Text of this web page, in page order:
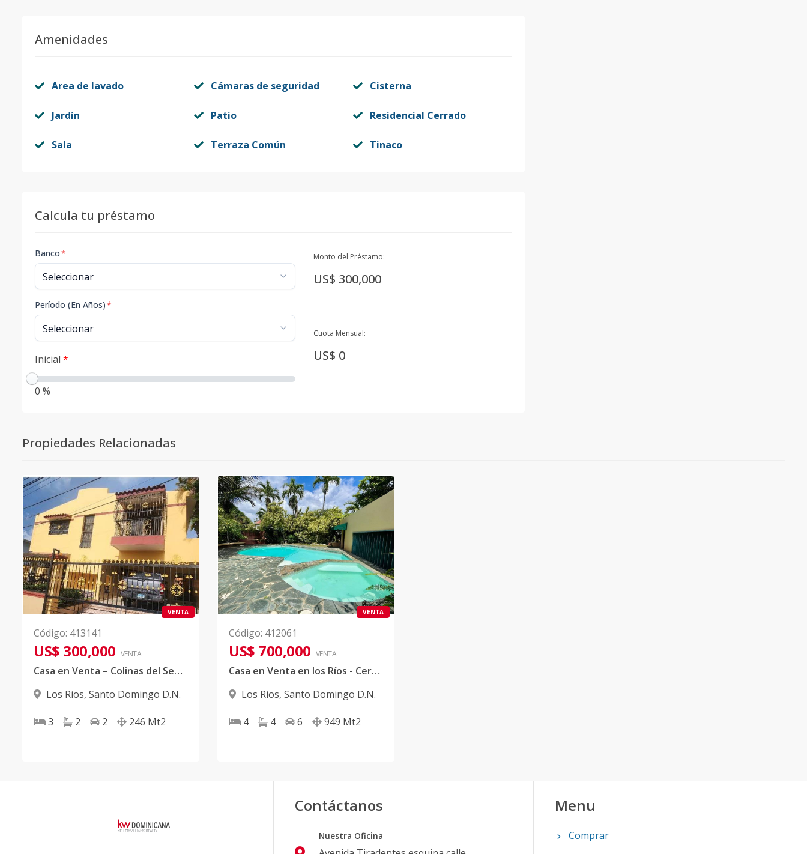
Amenidades
Area de lavado Cámaras de seguridad Cisterna
Jardín Patio Residencial Cerrado
Sala Terraza Común Tinaco
Calcula tu préstamo
Banco*
Período (En Años)*
Inicial *
0 %
Monto del Préstamo:
US$ 300,000
Cuota Mensual:
US$ 0
Propiedades Relacionadas
VENTA
Código: 413141
US$ 300,000 VENTA
Casa en Venta – Colinas del Seminario, Sector Los Ríos, Distrito Nacional
Los Rios, Santo Domingo D.N.
3 2 2 246 Mt2
VENTA
Código: 412061
US$ 700,000 VENTA
Casa en Venta en los Ríos - Cerca de Intec
Los Rios, Santo Domingo D.N.
4 4 6 949 Mt2
Contáctanos
Nuestra Oficina
Menu
Comprar